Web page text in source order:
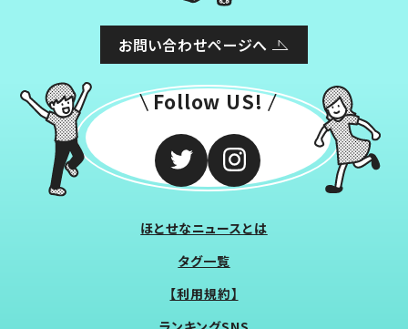
お問い合わせページへ
Follow US!
ほとせなニュースとは
タグ一覧
【利用規約】